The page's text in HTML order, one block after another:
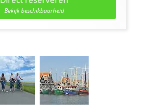
Bekijk beschikbaarheid